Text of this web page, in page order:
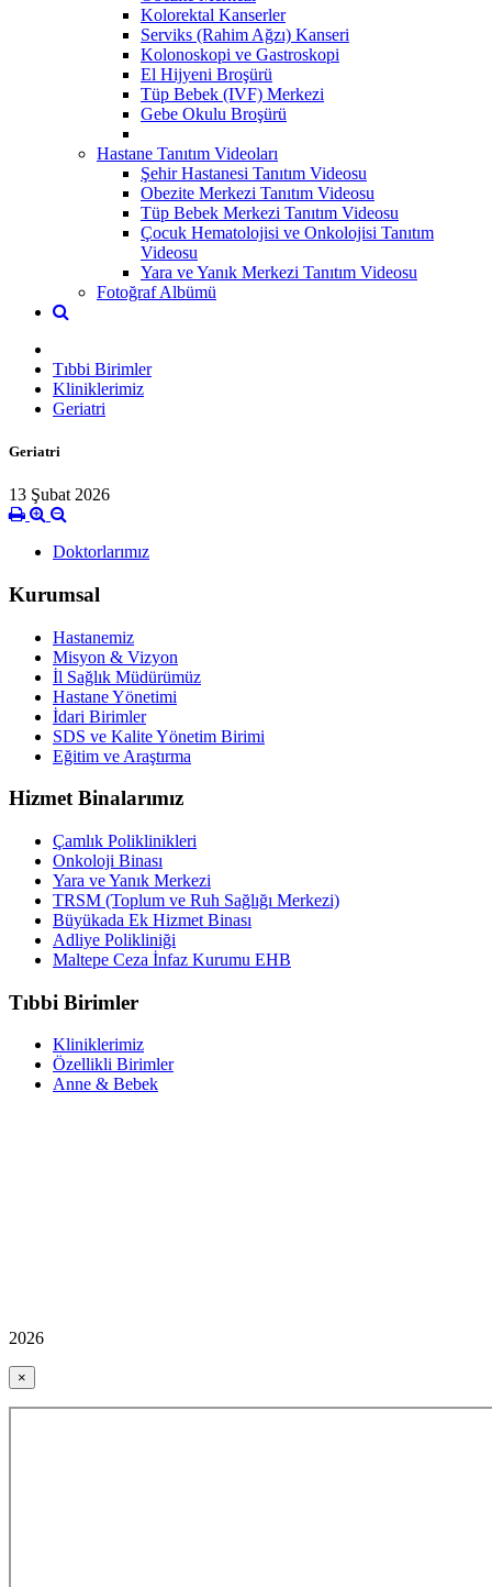
Kolorektal Kanserler
Serviks (Rahim Ağzı) Kanseri
Kolonoskopi ve Gastroskopi
El Hijyeni Broşürü
Tüp Bebek (IVF) Merkezi
Gebe Okulu Broşürü
Hastane Tanıtım Videoları
Şehir Hastanesi Tanıtım Videosu
Obezite Merkezi Tanıtım Videosu
Tüp Bebek Merkezi Tanıtım Videosu
Çocuk Hematolojisi ve Onkolojisi Tanıtım
Videosu
Yara ve Yanık Merkezi Tanıtım Videosu
Fotoğraf Albümü
Tıbbi Birimler
Kliniklerimiz
Geriatri
Geriatri
13 Şubat 2026
Doktorlarımız
Kurumsal
Hastanemiz
Misyon & Vizyon
İl Sağlık Müdürümüz
Hastane Yönetimi
İdari Birimler
SDS ve Kalite Yönetim Birimi
Eğitim ve Araştırma
Hizmet Binalarımız
Çamlık Poliklinikleri
Onkoloji Binası
Yara ve Yanık Merkezi
TRSM (Toplum ve Ruh Sağlığı Merkezi)
Büyükada Ek Hizmet Binası
Adliye Polikliniği
Maltepe Ceza İnfaz Kurumu EHB
Tıbbi Birimler
Kliniklerimiz
Özellikli Birimler
Anne & Bebek
2026
×